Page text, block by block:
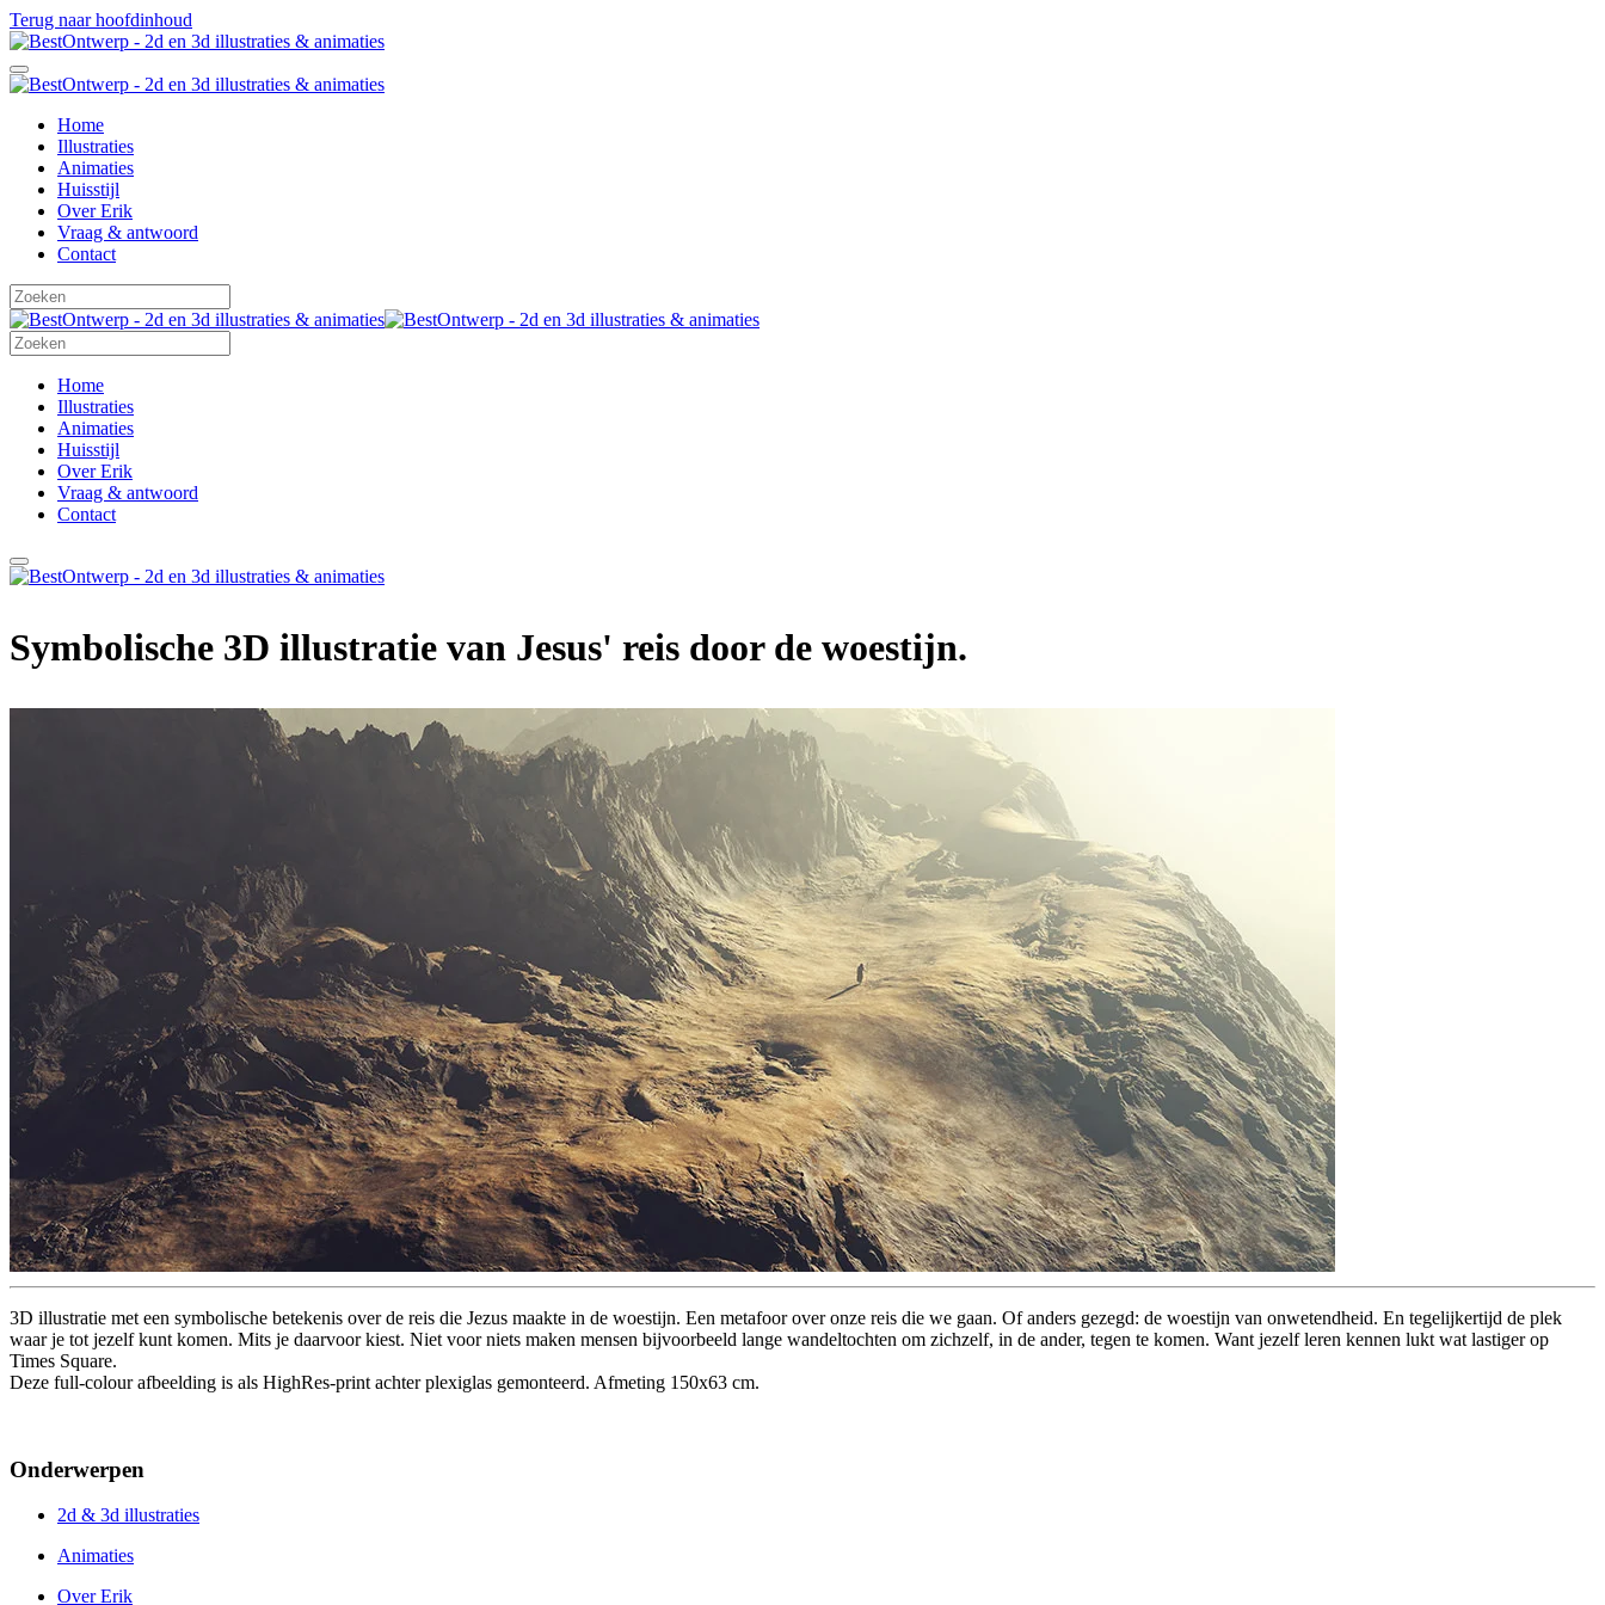
Terug naar hoofdinhoud
Home
Illustraties
Animaties
Huisstijl
Over Erik
Vraag & antwoord
Contact
Home
Illustraties
Animaties
Huisstijl
Over Erik
Vraag & antwoord
Contact
Symbolische 3D illustratie van Jesus' reis door de woestijn.
3D illustratie met een symbolische betekenis over de reis die Jezus maakte in de woestijn. Een metafoor over onze reis die we gaan. Of anders gezegd: de woestijn van onwetendheid. En tegelijkertijd de plek
waar je tot jezelf kunt komen. Mits je daarvoor kiest. Niet voor niets maken mensen bijvoorbeeld lange wandeltochten om zichzelf, in de ander, tegen te komen. Want jezelf leren kennen lukt wat lastiger op
Times Square.
Deze full-colour afbeelding is als HighRes-print achter plexiglas gemonteerd. Afmeting 150x63 cm.
Onderwerpen
2d & 3d illustraties
Animaties
Over Erik